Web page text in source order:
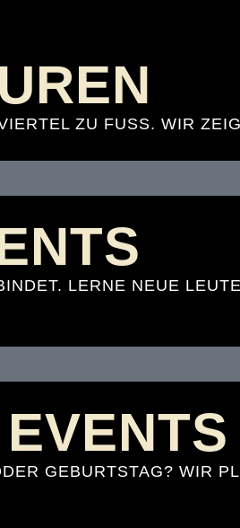
ZU FUSS. WIR
LERNE NEUE
GEBURTSTAG? WIR